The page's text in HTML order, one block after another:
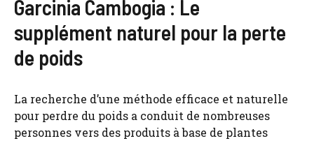
Garcinia Cambogia : Le
supplément naturel pour la perte
de poids
La recherche d’une méthode efficace et naturelle
pour perdre du poids a conduit de nombreuses
personnes vers des produits à base de plantes